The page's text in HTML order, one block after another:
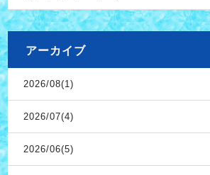
アーカイブ
2026/08(1)
2026/07(4)
2026/06(5)